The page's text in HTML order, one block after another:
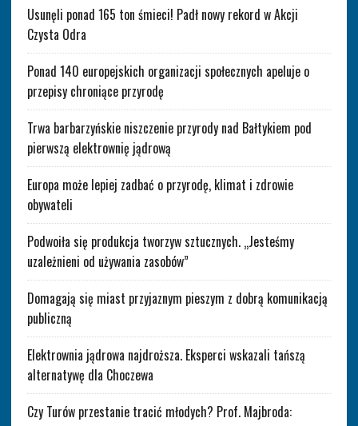
Usunęli ponad 165 ton śmieci! Padł nowy rekord w Akcji
Czysta Odra
Ponad 140 europejskich organizacji społecznych apeluje o
przepisy chroniące przyrodę
Trwa barbarzyńskie niszczenie przyrody nad Bałtykiem pod
pierwszą elektrownię jądrową
Europa może lepiej zadbać o przyrodę, klimat i zdrowie
obywateli
Podwoiła się produkcja tworzyw sztucznych. „Jesteśmy
uzależnieni od używania zasobów”
Domagają się miast przyjaznym pieszym z dobrą komunikacją
publiczną
Elektrownia jądrowa najdroższa. Eksperci wskazali tańszą
alternatywę dla Choczewa
Czy Turów przestanie tracić młodych? Prof. Majbroda: